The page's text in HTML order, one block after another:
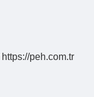
https://peh.com.tr